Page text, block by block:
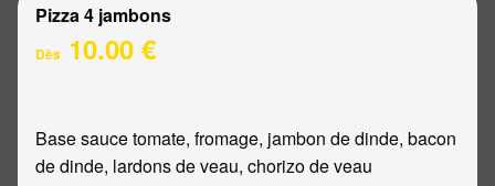
Pizza 4 jambons
Dès 10.00 €
Base sauce tomate, fromage, jambon de dinde, bacon
de dinde, lardons de veau, chorizo de veau